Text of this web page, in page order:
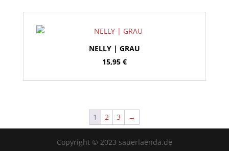
NELLY | GRAU
15,95 €
1 2 3 →
Copyright © 2023 sauerlaenda.de